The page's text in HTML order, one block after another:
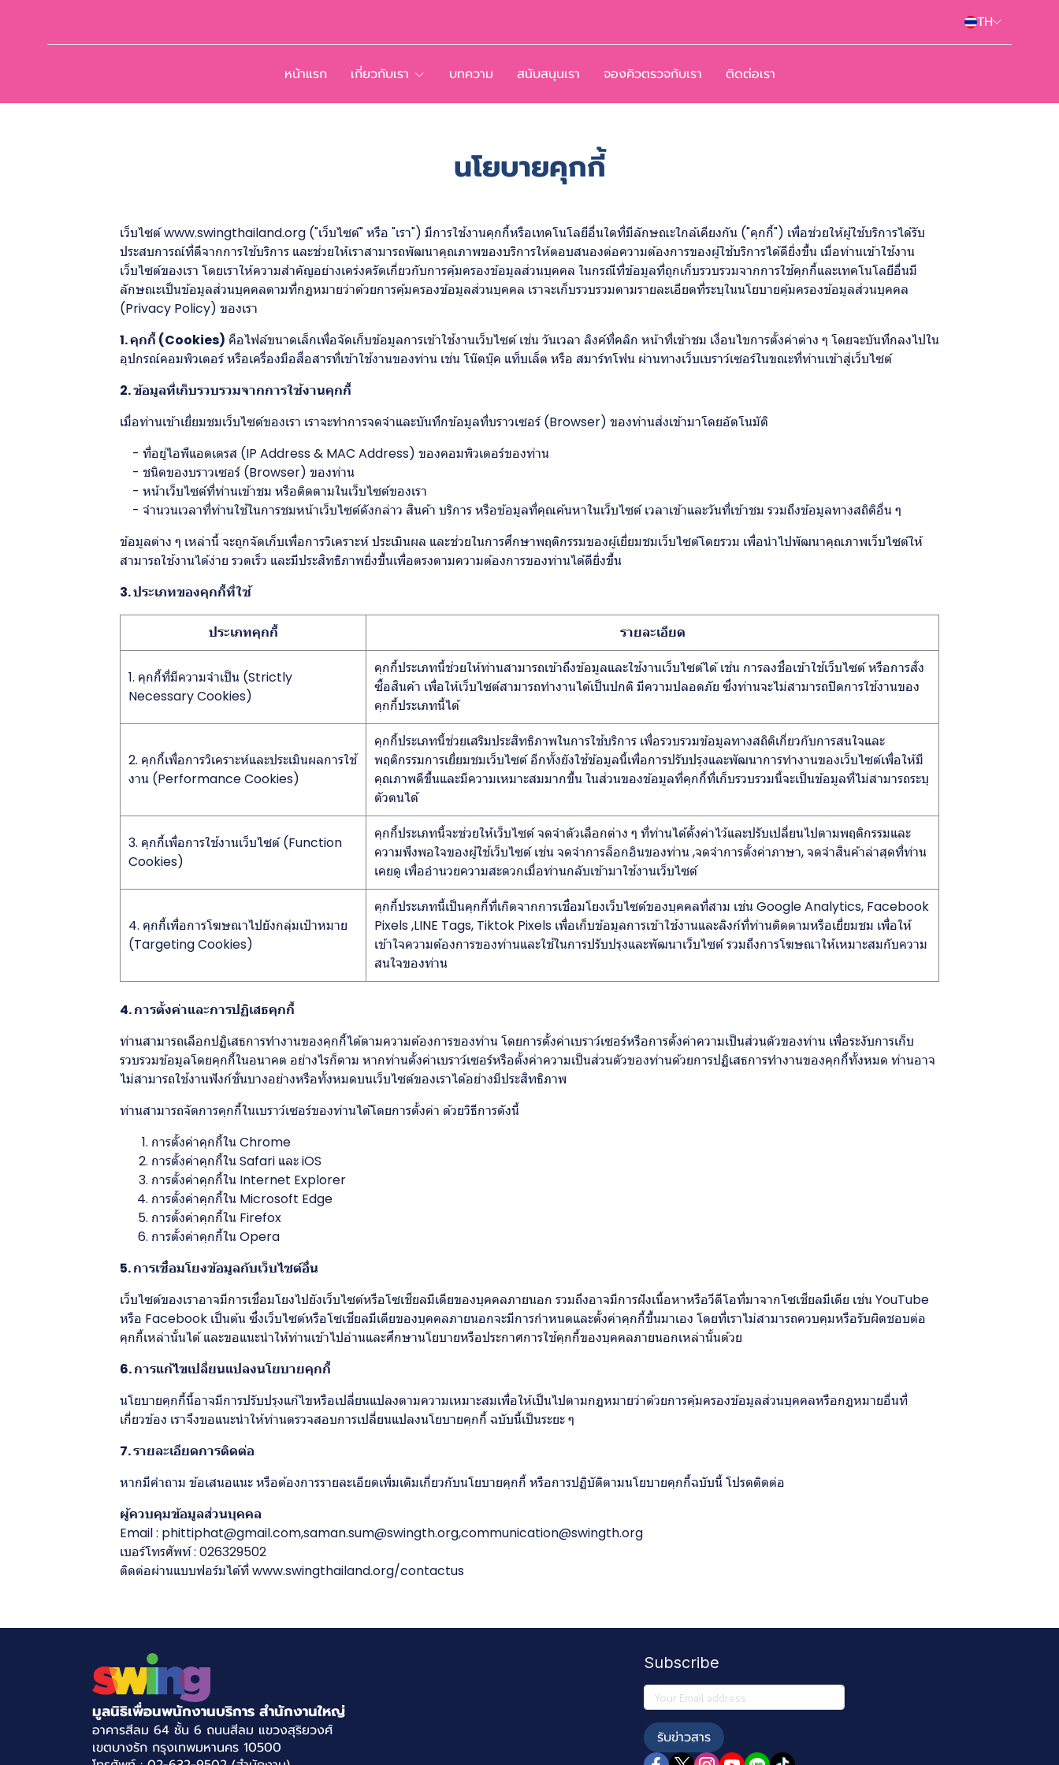
TH
หน้าแรก เกี่ยวกับเรา บทความ สนับสนุนเรา จองคิวตรวจกับเรา ติดต่อเรา
นโยบายคุกกี้
เว็บไซต์ www.swingthailand.org ("เว็บไซต์" หรือ "เรา") มีการใช้งานคุกกี้หรือเทคโนโลยีอื่นใดที่มีลักษณะใกล้เคียงกัน ("คุกกี้") เพื่อช่วยให้ผู้ใช้บริการได้รับ
ประสบการณ์ที่ดีจากการใช้บริการ และช่วยให้เราสามารถพัฒนาคุณภาพของบริการให้ตอบสนองต่อความต้องการของผู้ใช้บริการได้ดียิ่งขึ้น เมื่อท่านเข้าใช้งาน
เว็บไซต์ของเรา โดยเราให้ความสำคัญอย่างเคร่งครัดเกี่ยวกับการคุ้มครองข้อมูลส่วนบุคคล ในกรณีที่ข้อมูลที่ถูกเก็บรวบรวมจากการใช้คุกกี้และเทคโนโลยีอื่นมี
ลักษณะเป็นข้อมูลส่วนบุคคลตามที่กฎหมายว่าด้วยการคุ้มครองข้อมูลส่วนบุคคล เราจะเก็บรวบรวมตามรายละเอียดที่ระบุในนโยบายคุ้มครองข้อมูลส่วนบุคคล
(Privacy Policy) ของเรา
1. คุกกี้ (Cookies) คือไฟล์ขนาดเล็กเพื่อจัดเก็บข้อมูลการเข้าใช้งานเว็บไซต์ เช่น วันเวลา ลิงค์ที่คลิก หน้าที่เข้าชม เงื่อนไขการตั้งค่าต่าง ๆ โดยจะบันทึกลงไปใน
อุปกรณ์คอมพิวเตอร์ หรือเครื่องมือสื่อสารที่เข้าใช้งานของท่าน เช่น โน๊ตบุ๊ค แท็บเล็ต หรือ สมาร์ทโฟน ผ่านทางเว็บเบราว์เซอร์ในขณะที่ท่านเข้าสู่เว็บไซต์
2. ข้อมูลที่เก็บรวบรวมจากการใช้งานคุกกี้
เมื่อท่านเข้าเยี่ยมชมเว็บไซต์ของเรา เราจะทำการจดจำและบันทึกข้อมูลที่บราวเซอร์ (Browser) ของท่านส่งเข้ามาโดยอัตโนมัติ
- ที่อยู่ไอพีแอดเดรส (IP Address & MAC Address) ของคอมพิวเตอร์ของท่าน
- ชนิดของบราวเซอร์ (Browser) ของท่าน
- หน้าเว็บไซต์ที่ท่านเข้าชม หรือติดตามในเว็บไซต์ของเรา
- จำนวนเวลาที่ท่านใช้ในการชมหน้าเว็บไซต์ดังกล่าว สินค้า บริการ หรือข้อมูลที่คุณค้นหาในเว็บไซต์ เวลาเข้าและวันที่เข้าชม รวมถึงข้อมูลทางสถิติอื่น ๆ
ข้อมูลต่าง ๆ เหล่านี้ จะถูกจัดเก็บเพื่อการวิเคราะห์ ประเมินผล และช่วยในการศึกษาพฤติกรรมของผู้เยี่ยมชมเว็บไซต์โดยรวม เพื่อนำไปพัฒนาคุณภาพเว็บไซต์ให้
สามารถใช้งานได้ง่าย รวดเร็ว และมีประสิทธิภาพยิ่งขึ้นเพื่อตรงตามความต้องการของท่านได้ดียิ่งขึ้น
3. ประเภทของคุกกี้ที่ใช้
ประเภทคุกกี้ รายละเอียด
1. คุกกี้ที่มีความจำเป็น (Strictly
Necessary Cookies)
คุกกี้ประเภทนี้ช่วยให้ท่านสามารถเข้าถึงข้อมูลและใช้งานเว็บไซต์ได้ เช่น การลงชื่อเข้าใช้เว็บไซต์ หรือการสั่ง
ซื้อสินค้า เพื่อให้เว็บไซต์สามารถทำงานได้เป็นปกติ มีความปลอดภัย ซึ่งท่านจะไม่สามารถปิดการใช้งานของ
คุกกี้ประเภทนี้ได้
2. คุกกี้เพื่อการวิเคราะห์และประเมินผลการใช้
งาน (Performance Cookies)
คุกกี้ประเภทนี้ช่วยเสริมประสิทธิภาพในการใช้บริการ เพื่อรวบรวมข้อมูลทางสถิติเกี่ยวกับการสนใจและ
พฤติกรรมการเยี่ยมชมเว็บไซต์ อีกทั้งยังใช้ข้อมูลนี้เพื่อการปรับปรุงและพัฒนาการทำงานของเว็บไซต์เพื่อให้มี
คุณภาพดีขึ้นและมีความเหมาะสมมากขึ้น ในส่วนของข้อมูลที่คุกกี้ที่เก็บรวบรวมนี้จะเป็นข้อมูลที่ไม่สามารถระบุ
ตัวตนได้
3. คุกกี้เพื่อการใช้งานเว็บไซต์ (Function
Cookies)
คุกกี้ประเภทนี้จะช่วยให้เว็บไซต์ จดจำตัวเลือกต่าง ๆ ที่ท่านได้ตั้งค่าไว้และปรับเปลี่ยนไปตามพฤติกรรมและ
ความพึงพอใจของผู้ใช้เว็บไซต์ เช่น จดจำการล็อกอินของท่าน ,จดจำการตั้งค่าภาษา, จดจำสินค้าล่าสุดที่ท่าน
เคยดู เพื่ออำนวยความสะดวกเมื่อท่านกลับเข้ามาใช้งานเว็บไซต์
4. คุกกี้เพื่อการโฆษณาไปยังกลุ่มเป้าหมาย
(Targeting Cookies)
คุกกี้ประเภทนี้เป็นคุกกี้ที่เกิดจากการเชื่อมโยงเว็บไซต์ของบุคคลที่สาม เช่น Google Analytics, Facebook
Pixels ,LINE Tags, Tiktok Pixels เพื่อเก็บข้อมูลการเข้าใช้งานและลิงก์ที่ท่านติดตามหรือเยี่ยมชม เพื่อให้
เข้าใจความต้องการของท่านและใช้ในการปรับปรุงและพัฒนาเว็บไซต์ รวมถึงการโฆษณาให้เหมาะสมกับความ
สนใจของท่าน
4. การตั้งค่าและการปฏิเสธคุกกี้
ท่านสามารถเลือกปฏิเสธการทำงานของคุกกี้ได้ตามความต้องการของท่าน โดยการตั้งค่าเบราว์เซอร์หรือการตั้งค่าความเป็นส่วนตัวของท่าน เพื่อระงับการเก็บ
รวบรวมข้อมูลโดยคุกกี้ในอนาคต อย่างไรก็ตาม หากท่านตั้งค่าเบราว์เซอร์หรือตั้งค่าความเป็นส่วนตัวของท่านด้วยการปฏิเสธการทำงานของคุกกี้ทั้งหมด ท่านอาจ
ไม่สามารถใช้งานฟังก์ชั่นบางอย่างหรือทั้งหมดบนเว็บไซต์ของเราได้อย่างมีประสิทธิภาพ
ท่านสามารถจัดการคุกกี้ในเบราว์เซอร์ของท่านได้โดยการตั้งค่า ด้วยวิธีการดังนี้
การตั้งค่าคุกกี้ใน Chrome
การตั้งค่าคุกกี้ใน Safari และiOS
การตั้งค่าคุกกี้ใน Internet Explorer
การตั้งค่าคุกกี้ใน Microsoft Edge
การตั้งค่าคุกกี้ใน Firefox
การตั้งค่าคุกกี้ใน Opera
5. การเชื่อมโยงข้อมูลกับเว็บไซต์อื่น
เว็บไซต์ของเราอาจมีการเชื่อมโยงไปยังเว็บไซต์หรือโซเชียลมีเดียของบุคคลภายนอก รวมถึงอาจมีการฝังเนื้อหาหรือวีดีโอที่มาจากโซเชียลมีเดีย เช่น YouTube
หรือ Facebook เป็นต้น ซึ่งเว็บไซต์หรือโซเชียลมีเดียของบุคคลภายนอกจะมีการกำหนดและตั้งค่าคุกกี้ขึ้นมาเอง โดยที่เราไม่สามารถควบคุมหรือรับผิดชอบต่อ
คุกกี้เหล่านั้นได้ และขอแนะนำให้ท่านเข้าไปอ่านและศึกษานโยบายหรือประกาศการใช้คุกกี้ของบุคคลภายนอกเหล่านั้นด้วย
6. การแก้ไขเปลี่ยนแปลงนโยบายคุกกี้
นโยบายคุกกี้นี้อาจมีการปรับปรุงแก้ไขหรือเปลี่ยนแปลงตามความเหมาะสมเพื่อให้เป็นไปตามกฎหมายว่าด้วยการคุ้มครองข้อมูลส่วนบุคคลหรือกฎหมายอื่นที่
เกี่ยวข้อง เราจึงขอแนะนำให้ท่านตรวจสอบการเปลี่ยนแปลงนโยบายคุกกี้ ฉบับนี้เป็นระยะ ๆ
7. รายละเอียดการติดต่อ
หากมีคำถาม ข้อเสนอแนะ หรือต้องการรายละเอียดเพิ่มเติมเกี่ยวกับนโยบายคุกกี้ หรือการปฏิบัติตามนโยบายคุกกี้ฉบับนี้ โปรดติดต่อ
ผู้ควบคุมข้อมูลส่วนบุคคล
Email : phittiphat@gmail.com,saman.sum@swingth.org,communication@swingth.org
เบอร์โทรศัพท์ : 026329502
ติดต่อผ่านแบบฟอร์มได้ที่www.swingthailand.org/contactus
มูลนิธิเพื่อนพนักงานบริการ สำนักงานใหญ่
อาคารสีลม 64 ชั้น 6 ถนนสีลม แขวงสุริยวงศ์
เขตบางรัก กรุงเทพมหานคร 10500
Subscribe
รับข่าวสาร